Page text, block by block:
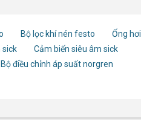
Bộ lọc khí nén festo
Ống hơi
sick
Cảm biến siêu âm sick
Bộ điều chỉnh áp suất norgren